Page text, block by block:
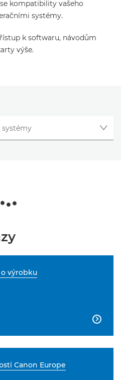
kompatibility vašeho
systémy.
k softwaru, návodům
výše.
výrobku

Canon Europe